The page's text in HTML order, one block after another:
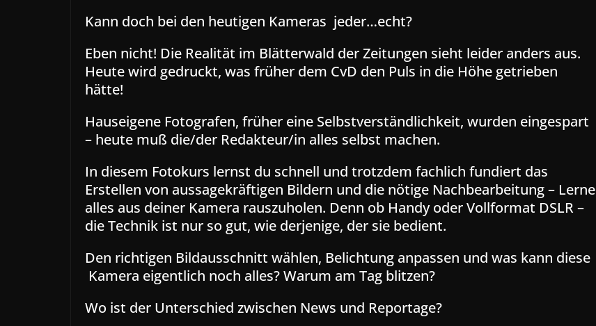
Kann doch bei den heutigen Kameras jeder…echt?
Eben nicht! Die Realität im Blätterwald der Zeitungen sieht leider anders aus.
Heute wird gedruckt, was früher dem CvD den Puls in die Höhe getrieben
hätte!
Hauseigene Fotografen, früher eine Selbstverständlichkeit, wurden eingespart
– heute muß die/der Redakteur/in alles selbst machen.
In diesem Fotokurs lernst du schnell und trotzdem fachlich fundiert das
Erstellen von aussagekräftigen Bildern und die nötige Nachbearbeitung – Lerne
alles aus deiner Kamera rauszuholen. Denn ob Handy oder Vollformat DSLR –
die Technik ist nur so gut, wie derjenige, der sie bedient.
Den richtigen Bildausschnitt wählen, Belichtung anpassen und was kann diese
Kamera eigentlich noch alles? Warum am Tag blitzen?
Wo ist der Unterschied zwischen News und Reportage?